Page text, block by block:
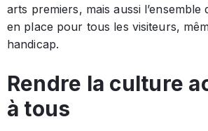
arts premiers, mais aussi l’ensemble
en place pour tous les visiteurs,
handicap.
Rendre la culture
à tous